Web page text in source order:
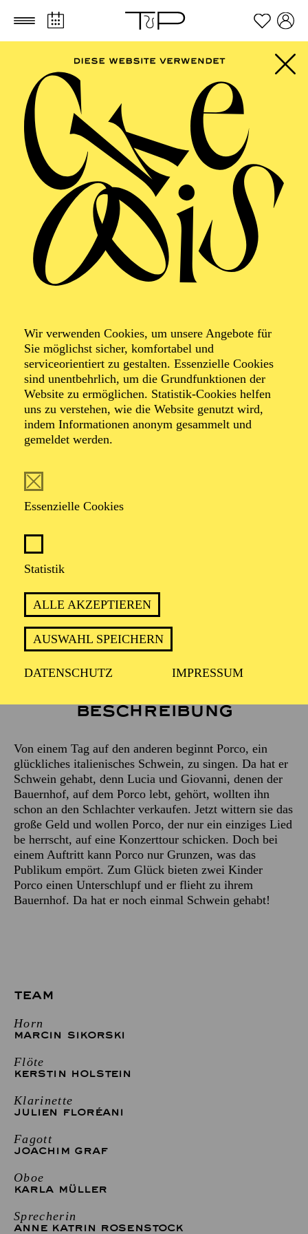
Zum Hauptinhalt springen Zum Footer springen
Wir verwenden Cookies, um unsere Angebote für
Sie möglichst sicher, komfortabel und
serviceorientiert zu gestalten. Essenzielle Cookies
sind unentbehrlich, um die Grundfunktionen der
Website zu ermöglichen. Statistik-Cookies helfen
uns zu verstehen, wie die Website genutzt wird,
indem Informationen anonym gesammelt und
gemeldet werden.
Essenzielle Cookies
Statistik
ALLE AKZEPTIEREN
AUSWAHL SPEICHERN
DATENSCHUTZ IMPRESSUM
ESSENER
PHILHARMONIKER
Schwein gehabt!
Eine musikalische Erzählung vom
singenden Schwein
Eine musikalische Erzählung von dem Schwein
Musik von Douglas Victor Brown, Text von Hans-
Für Kinder ab 6 Jahren
Beschreibung
Von einem Tag auf den anderen beginnt Porco, ein
glückliches italienisches Schwein, zu singen. Da hat er
Schwein gehabt, denn Lucia und Giovanni, denen der
Bauernhof, auf dem Porco lebt, gehört, wollten ihn
schon an den Schlachter verkaufen. Jetzt wittern sie das
große Geld und wollen Porco, der nur ein einziges Lied
be herrscht, auf eine Konzerttour schicken. Doch bei
einem Auftritt kann Porco nur Grunzen, was das
Publikum empört. Zum Glück bieten zwei Kinder
Porco einen Unterschlupf und er flieht zu ihrem
Bauernhof. Da hat er noch einmal Schwein gehabt!
TEAM
Horn
MARCIN SIKORSKI
Flöte
KERSTIN HOLSTEIN
Klarinette
JULIEN FLORÉANI
Fagott
JOACHIM GRAF
Oboe
KARLA MÜLLER
Sprecherin
ANNE KATRIN ROSENSTOCK